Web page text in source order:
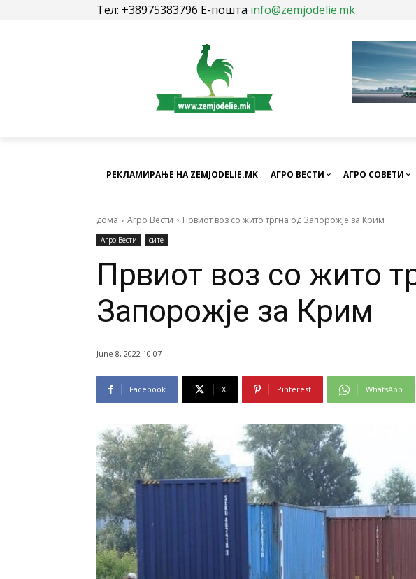
Тел: +38975383796 Е-пошта info@zemjodelie.mk
РЕКЛАМИРАЊЕ НА ZEMJODELIE.MK АГРО ВЕСТИ АГРО СОВЕТИ
дома Агро Вести Првиот воз со жито тргна од Запорожје за Крим
Агро Вести сите
Првиот воз со жито
Запорожје за Крим
June 8, 2022 10:07
Facebook X Pinterest WhatsApp